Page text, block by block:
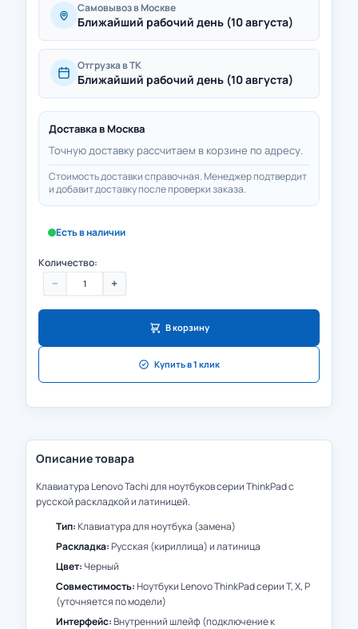
Самовывоз в Москве
Ближайший рабочий день (10 августа)
Отгрузка в ТК
Ближайший рабочий день (10 августа)
Доставка в Москва
Точную доставку рассчитаем в корзине по адресу.
Стоимость доставки справочная. Менеджер подтвердит
и добавит доставку после проверки заказа.
Есть в наличии
Количество:
− +
В корзину
Купить в 1 клик
Описание товара
Клавиатура Lenovo Tachi для ноутбуков серии ThinkPad с
русской раскладкой и латиницей.
Тип:Клавиатура для ноутбука (замена)
Раскладка:Русская (кириллица) и латиница
Цвет:Черный
Совместимость:Ноутбуки Lenovo ThinkPad серии T, X, P
(уточняется по модели)
Интерфейс:Внутренний шлейф (подключение к